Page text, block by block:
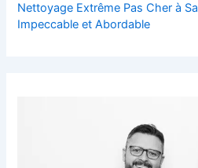
Nettoyage Extrême Pas Cher à
Impeccable et Abordable